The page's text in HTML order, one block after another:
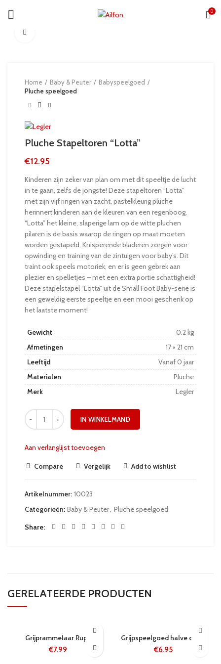
0
Home Baby & Peuter
Babyspeelgoed
Pluche speelgoed
Pluche Stapeltoren “Lotta”
€12.95
Kinderen zijn zeker van plan om met dit speeltje de lucht
in te gaan, zelfs de jongste! Deze stapeltoren “Lotta”
met zijn vijf ringen van zacht, pastelkleurig pluche
herinnert kinderen aan de kleuren van een regenboog.
“Lotta” het kleine, slaperige lam op de witte pluchen
pilaren is de basis waarop de ringen op maat moeten
worden gestapeld. Knisperende bladeren zorgen voor
opwinding en training van de zintuigen voor baby’s. Dit
traint ook speels motoriek, en er is geen gebrek aan
plezier en spelletjes – met een extra portie schattigheid!
Deze stapelstapel “Lotta” uit de Small Foot Baby-serie is
een geweldig eerste speeltje en een mooi geschenk op
het laatste moment!
Gewicht
0.2 kg
Afmetingen
17 × 21 cm
Leeftijd
Vanaf 0 jaar
Materialen
Pluche
Merk
Legler
IN WINKELMAND
Aan verlanglijst toevoegen
Compare Vergelijk Add to wishlist
Artikelnummer: 10023
Categorieën: Baby & Peuter Pluche speelgoed
Share
GERELATEERDE PRODUCTEN
Grijprammelaar Rups
€7.99
Grijpspeelgoed halve cirkel
€6.95